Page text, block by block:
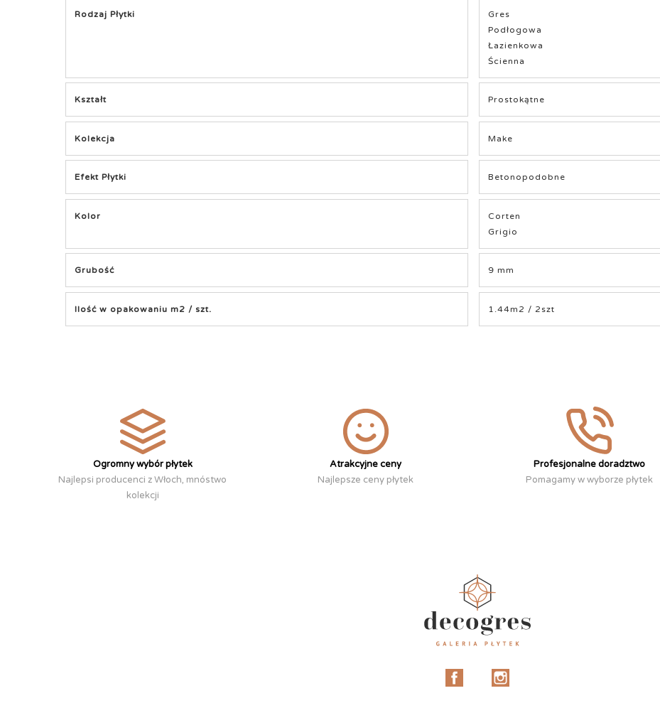
Rodzaj Płytki
Gres
Podłogowa
Łazienkowa
Ścienna
Kształt Prostokątne
Kolekcja Make
Efekt Płytki Betonopodobne
Kolor
Corten
Grigio
Grubość 9 mm
Ilość w opakowaniu m2 / szt. 1.44m2 / 2szt
Ogromny wybór płytek
Najlepsi producenci z Włoch, mnóstwo
kolekcji
Atrakcyjne ceny
Najlepsze ceny płytek
Profesjonalne doradztwo
Pomagamy w wyborze płytek
Facebook